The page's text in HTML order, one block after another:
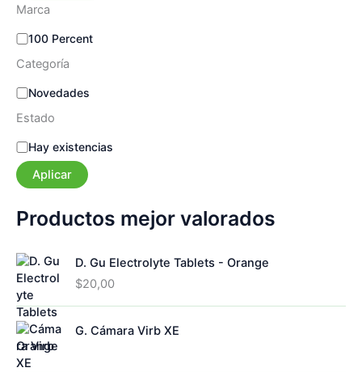
Marca
M
r
c
a
100 Percent
Categoría
C
t
e
g
o
r
a
Novedades
Estado
E
s
t
d
o
Hay existencias
Aplicar
Productos mejor valorados
D. Gu Electrolyte Tablets - Orange
$20,00
G. Cámara Virb XE